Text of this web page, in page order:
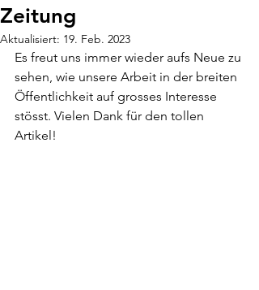
Zeitung
Aktualisiert: 19. Feb. 2023
Es freut uns immer wieder aufs Neue zu
sehen, wie unsere Arbeit in der breiten
Öffentlichkeit auf grosses Interesse
stösst. Vielen Dank für den tollen
Artikel!